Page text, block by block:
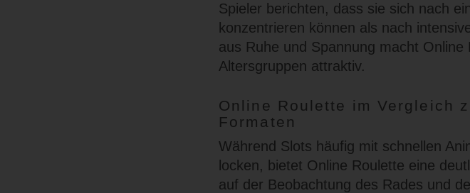
Spieler berichten, dass sie sich nach
konzentrieren können als nach
aus Ruhe und Spannung macht
Altersgruppen attraktiv.
Online Roulette im Vergleich
Formaten
Während Slots häufig mit schnellen
locken, bietet Online Roulette eine
auf der Beobachtung des Rades und